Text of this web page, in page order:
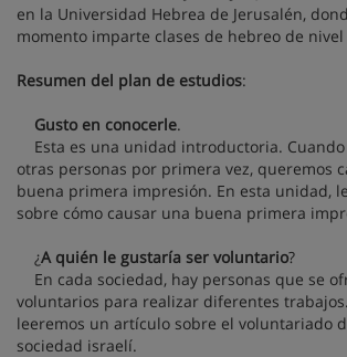
en la Universidad Hebrea de Jerusalén,
momento imparte clases de hebreo de nivel
Resumen del plan de estudios:
Gusto en conocerle.
Esta es una unidad introductoria. Cuando
otras personas por primera vez, queremos
buena primera impresión. En esta unidad,
sobre cómo causar una buena primera
¿A quién le gustaría ser voluntario?
En cada sociedad, hay personas que se
voluntarios para realizar diferentes
leeremos un artículo sobre el voluntariado
sociedad israelí.